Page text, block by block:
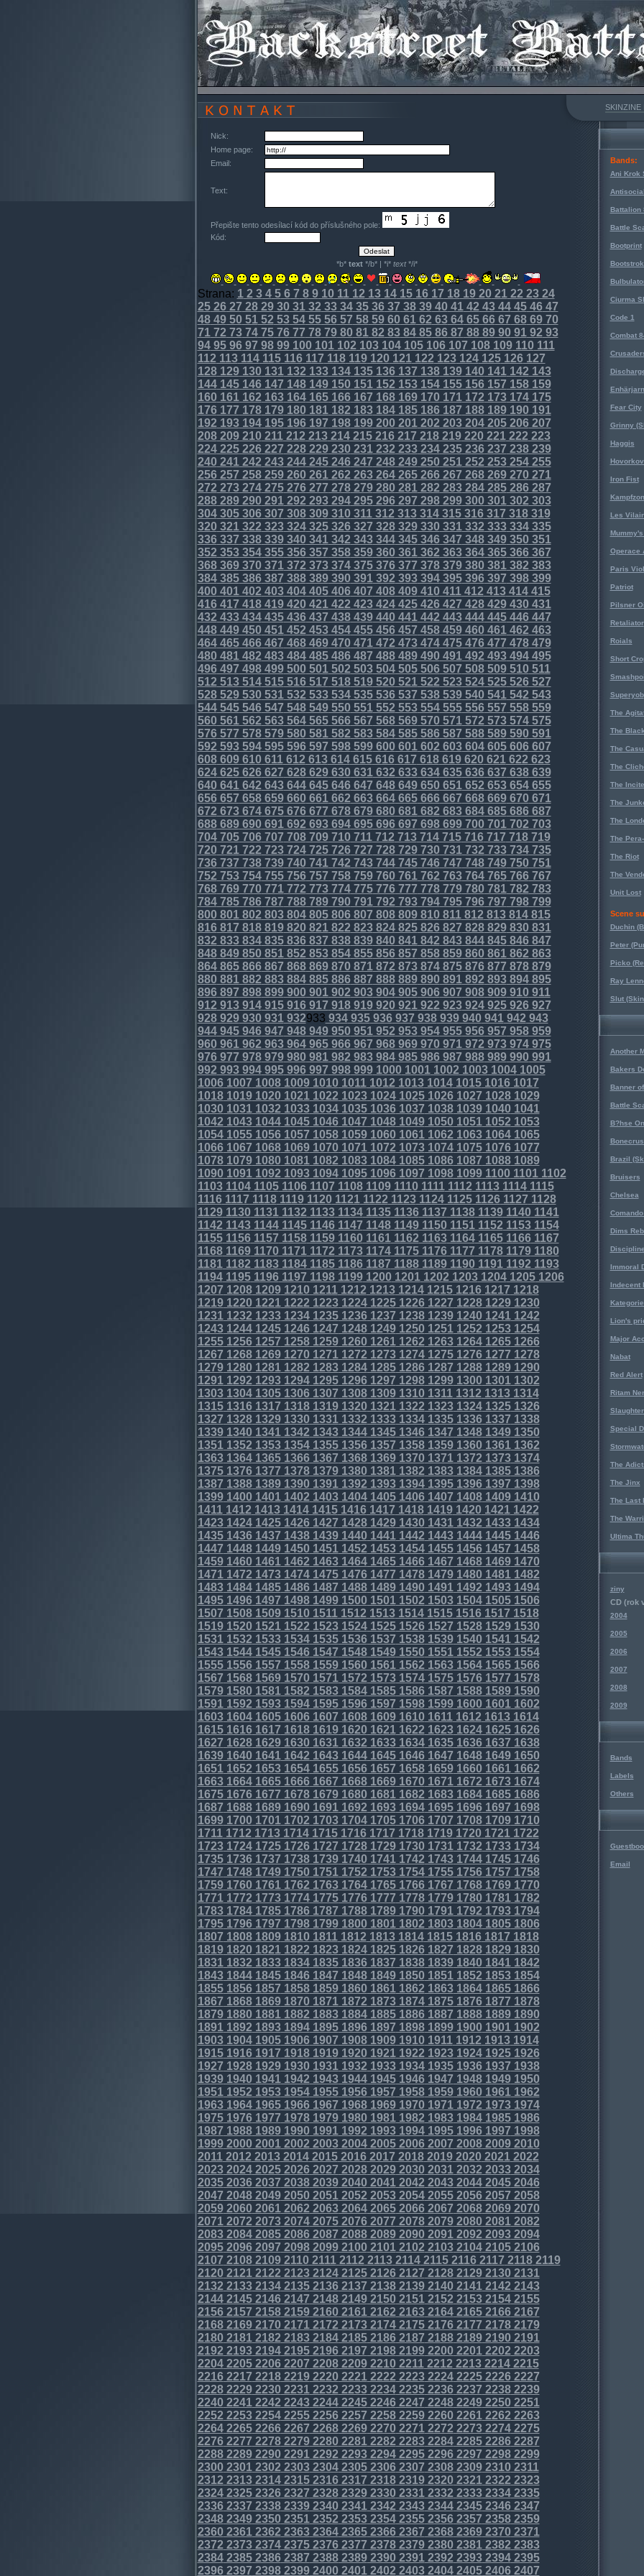
SKINZINE
Nick:
Home page:
Email:
Text:
Přepište tento odesílací kód do příslušného pole:
Kód:
*b* text*/b* | *i* text*/i*
Strana: 12 34567 89101112 1314151617 1819202122 2324
252627 2829303132 3334353637 3839404142 4344454647
4849505152 5354555657 5859606162 6364656667 686970
7172 7374757677 7879808182 8384858687 8889909192 93
94959697 9899100101102 103104105106107 108109110111
112 113114115116117 118119120121122 123124125126127
128129130131132 133134135136137 138139140141142 143
144145146147 148149150151152 153154155156157 158159
160161162 163164165166167 168169170171172 173174175
176177 178179180181182 183184185186187 188189190191
192 193194195196197 198199200201202 203204205206207
208209210211212 213214215216217 218219220221222 223
224225226227 228229230231232 233234235236237 238239
240241242 243244245246247 248249250251252 253254255
256257 258259260261262 263264265266267 268269270271
272 273274275276277 278279280281282 283284285286287
288289290291292 293294295296297 298299300301302 303
304305306307 308309310311312 313314315316317 318319
320321322 323324325326327 328329330331332 333334335
336337 338339340341342 343344345346347 348349350351
352 353354355356357 358359360361362 363364365366367
368369370371372 373374375376377 378379380381382 383
384385386387 388389390391392 393394395396397 398399
400401402 403404405406407 408409410411412 413414415
416417 418419420421422 423424425426427 428429430431
432 433434435436437 438439440441442 443444445446447
448449450451452 453454455456457 458459460461462 463
464465466467 468469470471472 473474475476477 478479
480481482 483484485486487 488489490491492 493494495
496497 498499500501502 503504505506507 508509510511
512 513514515516517 518519520521522 523524525526527
528529530531532 533534535536537 538539540541542 543
544545546547 548549550551552 553554555556557 558559
560561562 563564565566567 568569570571572 573574575
576577 578579580581582 583584585586587 588589590591
592 593594595596597 598599600601602 603604605606607
608609610611612 613614615616617 618619620621622 623
624625626627 628629630631632 633634635636637 638639
640641642 643644645646647 648649650651652 653654655
656657 658659660661662 663664665666667 668669670671
672 673674675676677 678679680681682 683684685686687
688689690691692 693694695696697 698699700701702 703
704705706707 708709710711712 713714715716717 718719
720721722 723724725726727 728729730731732 733734735
736737 738739740741742 743744745746747 748749750751
752 753754755756757 758759760761762 763764765766767
768769770771772 773774775776777 778779780781782 783
784785786787 788789790791792 793794795796797 798799
800801802 803804805806807 808809810811812 813814815
816817 818819820821822 823824825826827 828829830831
832 833834835836837 838839840841842 843844845846847
848849850851852 853854855856857 858859860861862 863
864865866867 868869870871872 873874875876877 878879
880881882 883884885886887 888889890891892 893894895
896897 898899900901902 903904905906907 908909910911
912 913914915916917 918919920921922 923924925926927
928929930931932933 934935936937 938939940941942 943
944945946947 948949950951952 953954955956957 958959
960961962 963964965966967 968969970971972 973974975
976977 978979980981982 983984985986987 988989990991
992 993994995996997 998999100010011002 100310041005
10061007 10081009101010111012 10131014101510161017
10181019102010211022 10231024102510261027 10281029
103010311032 10331034103510361037 1038103910401041
1042 10431044104510461047 10481049105010511052 1053
1054105510561057 10581059106010611062 106310641065
10661067 10681069107010711072 10731074107510761077
10781079108010811082 10831084108510861087 10881089
109010911092 10931094109510961097 10981099110011011102
11031104110511061107 11081109111011111112 111311141115
11161117 11181119112011211122 11231124112511261127 1128
1129113011311132 11331134113511361137 1138113911401141
1142 11431144114511461147 11481149115011511152 11531154
115511561157 11581159116011611162 11631164116511661167
11681169117011711172 11731174117511761177 117811791180
11811182 11831184118511861187 11881189119011911192 1193
1194119511961197 11981199120012011202 1203120412051206
1207 12081209121012111212 12131214121512161217 1218
1219122012211222 12231224122512261227 122812291230
12311232 12331234123512361237 12381239124012411242
12431244124512461247 12481249125012511252 12531254
125512561257 12581259126012611262 1263126412651266
1267 12681269127012711272 12731274127512761277 1278
1279128012811282 12831284128512861287 128812891290
12911292 12931294129512961297 12981299130013011302
13031304130513061307 13081309131013111312 13131314
131513161317 13181319132013211322 1323132413251326
1327 13281329133013311332 13331334133513361337 1338
1339134013411342 13431344134513461347 134813491350
13511352 13531354135513561357 13581359136013611362
13631364136513661367 13681369137013711372 13731374
137513761377 13781379138013811382 1383138413851386
1387 13881389139013911392 13931394139513961397 1398
1399140014011402 14031404140514061407 140814091410
14111412 14131414141514161417 14181419142014211422
14231424142514261427 14281429143014311432 14331434
143514361437 14381439144014411442 1443144414451446
1447 14481449145014511452 14531454145514561457 1458
1459146014611462 14631464146514661467 146814691470
14711472 14731474147514761477 14781479148014811482
14831484148514861487 14881489149014911492 14931494
149514961497 14981499150015011502 1503150415051506
1507 15081509151015111512 15131514151515161517 1518
1519152015211522 15231524152515261527 152815291530
15311532 15331534153515361537 15381539154015411542
15431544154515461547 15481549155015511552 15531554
155515561557 15581559156015611562 1563156415651566
1567 15681569157015711572 15731574157515761577 1578
1579158015811582 15831584158515861587 158815891590
15911592 15931594159515961597 15981599160016011602
16031604160516061607 16081609161016111612 16131614
161516161617 16181619162016211622 1623162416251626
1627 16281629163016311632 16331634163516361637 1638
1639164016411642 16431644164516461647 164816491650
16511652 16531654165516561657 16581659166016611662
16631664166516661667 16681669167016711672 16731674
167516761677 16781679168016811682 1683168416851686
1687 16881689169016911692 16931694169516961697 1698
1699170017011702 17031704170517061707 170817091710
17111712 17131714171517161717 17181719172017211722
17231724172517261727 17281729173017311732 17331734
173517361737 17381739174017411742 1743174417451746
1747 17481749175017511752 17531754175517561757 1758
1759176017611762 17631764176517661767 176817691770
17711772 17731774177517761777 17781779178017811782
17831784178517861787 17881789179017911792 17931794
179517961797 17981799180018011802 1803180418051806
1807 18081809181018111812 18131814181518161817 1818
1819182018211822 18231824182518261827 182818291830
18311832 18331834183518361837 18381839184018411842
18431844184518461847 18481849185018511852 18531854
185518561857 18581859186018611862 1863186418651866
1867 18681869187018711872 18731874187518761877 1878
1879188018811882 18831884188518861887 188818891890
18911892 18931894189518961897 18981899190019011902
19031904190519061907 19081909191019111912 19131914
191519161917 19181919192019211922 1923192419251926
1927 19281929193019311932 19331934193519361937 1938
1939194019411942 19431944194519461947 194819491950
19511952 19531954195519561957 19581959196019611962
19631964196519661967 19681969197019711972 19731974
197519761977 19781979198019811982 1983198419851986
1987 19881989199019911992 19931994199519961997 1998
1999200020012002 20032004200520062007 200820092010
20112012 20132014201520162017 20182019202020212022
20232024202520262027 20282029203020312032 20332034
203520362037 20382039204020412042 2043204420452046
2047 20482049205020512052 20532054205520562057 2058
2059206020612062 20632064206520662067 206820692070
20712072 20732074207520762077 20782079208020812082
20832084208520862087 20882089209020912092 20932094
209520962097 20982099210021012102 2103210421052106
2107 21082109211021112112 21132114211521162117 21182119
212021212122 21232124212521262127 2128212921302131
2132 21332134213521362137 21382139214021412142 2143
2144214521462147 21482149215021512152 215321542155
21562157 21582159216021612162 21632164216521662167
21682169217021712172 21732174217521762177 21782179
218021812182 21832184218521862187 2188218921902191
2192 21932194219521962197 21982199220022012202 2203
2204220522062207 22082209221022112212 221322142215
22162217 22182219222022212222 22232224222522262227
22282229223022312232 22332234223522362237 22382239
224022412242 22432244224522462247 2248224922502251
2252 22532254225522562257 22582259226022612262 2263
2264226522662267 22682269227022712272 227322742275
22762277 22782279228022812282 22832284228522862287
22882289229022912292 22932294229522962297 22982299
230023012302 23032304230523062307 2308230923102311
2312 23132314231523162317 23182319232023212322 2323
2324232523262327 23282329233023312332 233323342335
23362337 23382339234023412342 23432344234523462347
23482349235023512352 23532354235523562357 23582359
236023612362 23632364236523662367 2368236923702371
2372 23732374237523762377 23782379238023812382 2383
2384238523862387 23882389239023912392 239323942395
23962397 23982399240024012402 24032404240524062407
Bands:
Ani Krok
Battalion
Battle
Bootprint
Ciurma
Code 1
Combat
Fear City
Grinny
Haggis
Iron Fist
Les
Operace
Paris
Patriot
Pilsner
Retaliator
Roials
Short
Superyob
The
The
The
The
The
The
The
The
The Riot
The
Unit Lost
Scene
Duchin
Peter
Picko
Ray
Slut
Another
Bakers
Banner
Battle
B?hse
Brazil
Bruisers
Chelsea
Dims
Immoral
Indecent
Lion's
Major
Nabat
Red Alert
Ritam
Special
The
The Jinx
The Last
The
Ultima
ziny
CD (rok
2004
2005
2006
2007
2008
2009
Bands
Labels
Others
Email